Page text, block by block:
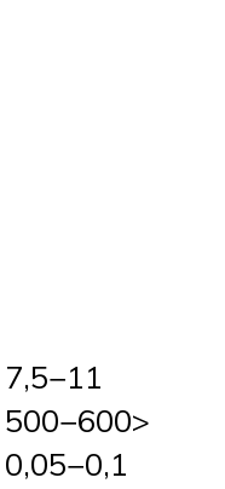
7,5−11
500−600>
0,05−0,1